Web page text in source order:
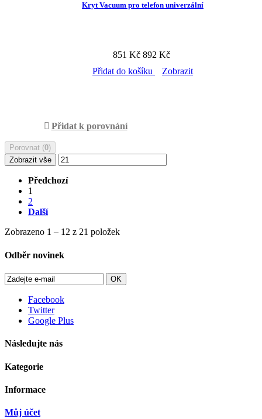
Kryt Vacuum pro telefon univerzální
851 Kč 892 Kč
Přidat do košíku
Zobrazit
Přidat k porovnání
Porovnat (0)
Zobrazit vše
Předchozí
1
2
Další
Zobrazeno 1 – 12 z 21 položek
Odběr novinek
OK
Facebook
Twitter
Google Plus
Následujte nás
Kategorie
Informace
Můj účet